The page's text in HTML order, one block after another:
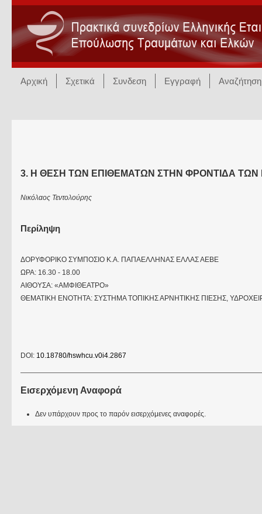
Αρχική Σχετικά Συνδεση Εγγραφή Αναζήτηση
3. H ΘΕΣΗ ΤΩΝ ΕΠΙΘΕΜΑΤΩΝ ΣΤΗΝ ΦΡΟΝΤΙΔΑ
Νικόλαος Τεντολούρης
Περίληψη
ΔΟΡΥΦΟΡΙΚΟ ΣΥΜΠΟΣΙΟ Κ.Α. ΠΑΠΑΕΛΛΗΝΑΣ ΕΛΛΑΣ ΑΕΒΕ
ΩΡΑ: 16.30 - 18.00
ΑΙΘΟΥΣΑ: «ΑΜΦΙΘΕΑΤΡΟ»
ΘΕΜΑΤΙΚΗ ΕΝΟΤΗΤΑ: ΣΥΣΤΗΜΑ ΤΟΠΙΚΗΣ ΑΡΝΗΤΙΚΗΣ ΠΙΕΣΗΣ,
DOI: 10.18780/hswhcu.v0i4.2867
Εισερχόμενη Αναφορά
Δεν υπάρχουν προς το παρόν εισερχόμενες αναφορές.